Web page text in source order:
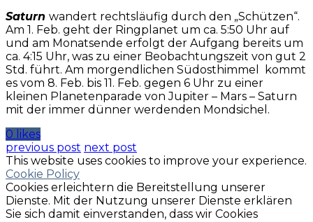
Saturn wandert rechtsläufig durch den „Schützen“.
Am 1. Feb. geht der Ringplanet um ca. 5:50 Uhr auf
und am Monatsende erfolgt der Aufgang bereits um
ca. 4:15 Uhr, was zu einer Beobachtungszeit von gut 2
Std. führt. Am morgendlichen Südosthimmel kommt
es vom 8. Feb. bis 11. Feb. gegen 6 Uhr zu einer
kleinen Planetenparade von Jupiter – Mars – Saturn
mit der immer dünner werdenden Mondsichel.
0 likes
previous post next post
This website uses cookies to improve your experience.
Cookie Policy
Cookies erleichtern die Bereitstellung unserer
Dienste. Mit der Nutzung unserer Dienste erklären
Sie sich damit einverstanden, dass wir Cookies